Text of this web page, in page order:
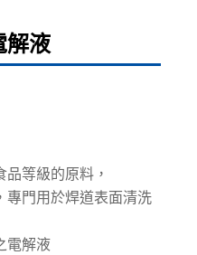
解液
等級的原料，
專門用於焊道表面清洗
電解液